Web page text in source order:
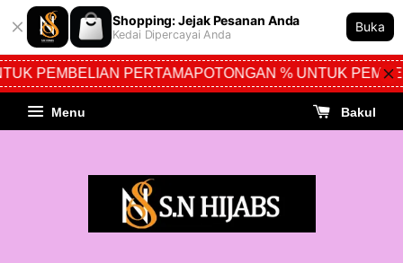
Shopping: Jejak Pesanan Anda
Kedai Dipercayai Anda
Buka
PEMBELIAN PERTAMAPOTONGAN % UNTUK
Menu Bakul